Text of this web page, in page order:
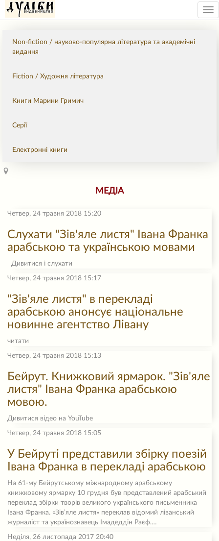
Non-fiction / науково-популярна література та академічні
видання
Fiction / Художня література
Книги Марини Гримич
Серії
Електронні книги
МЕДІА
Четвер, 24 травня 2018 15:20
Слухати "Зів'яле листя" Івана Франка
арабською та українською мовами
Дивитися і слухати
Четвер, 24 травня 2018 15:17
"Зів'яле листя" в перекладі
арабською анонсує національне
новинне агентство Лівану
читати
Четвер, 24 травня 2018 15:13
Бейрут. Книжковий ярмарок. "Зів'яле
листя" Івана Франка арабською
мовою.
Дивитися відео на YouTube
Четвер, 24 травня 2018 15:05
У Бейруті представили збірку поезій
Івана Франка в перекладі арабською
На 61-му Бейрутському міжнародному арабському
книжковому ярмарку 10 грудня був представлений арабський
переклад збірки творів великого українського письменника
Івана Франка. «Зів’яле листя» переклав відомий ліванський
журналіст та українознавець Імадеддін Раєф.…
Неділя, 26 листопада 2017 20:40